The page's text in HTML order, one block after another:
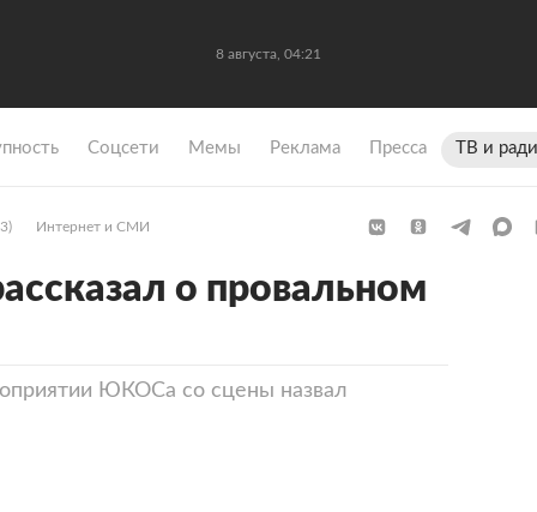
8 августа, 04:21
Coцсети Мемы Реклама Пресса ТВ и
Интернет и СМИ
о провальном
ЮКОСа со сцены назвал